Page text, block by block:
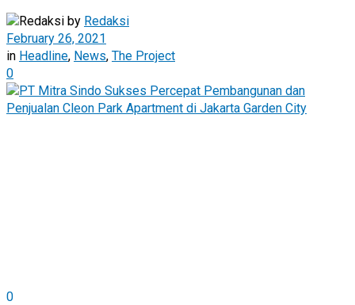
by Redaksi
February 26, 2021
in Headline, News, The Project
0
0